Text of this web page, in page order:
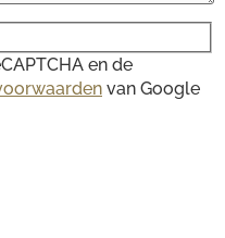
en de
van Google